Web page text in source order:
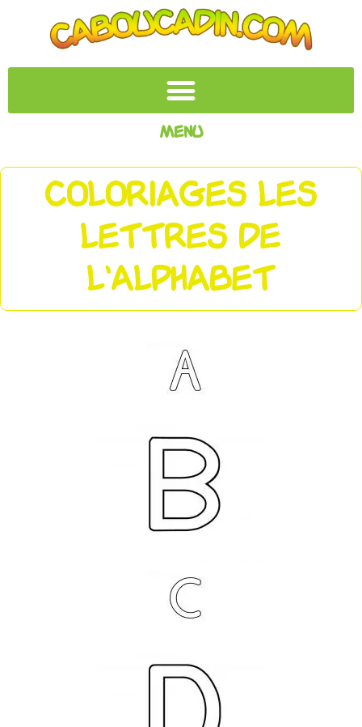
Menu
COLORIAGES LES
LETTRES DE
L'ALPHABET